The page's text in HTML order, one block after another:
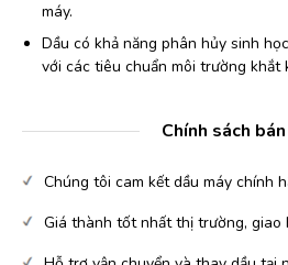
máy.
Dầu có khả năng phân hủy sinh
với các tiêu chuẩn môi trường khắt
Chính sách
Chúng tôi cam kết dầu máy chính
Giá thành tốt nhất thị trường, giao